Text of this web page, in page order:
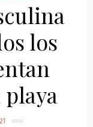
los